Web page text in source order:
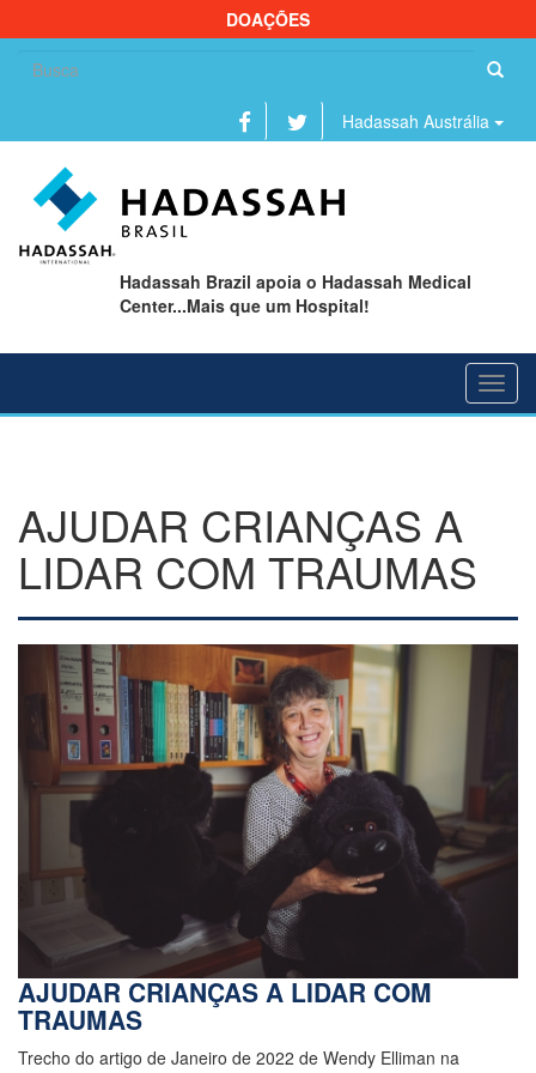
DOAÇÕES
Hadassah Austrália
Hadassah Brazil apoia o Hadassah Medical
Center...Mais que um Hospital!
AJUDAR CRIANÇAS A
LIDAR COM TRAUMAS
AJUDAR CRIANÇAS A LIDAR COM
TRAUMAS
Trecho do artigo de Janeiro de 2022 de Wendy Elliman na